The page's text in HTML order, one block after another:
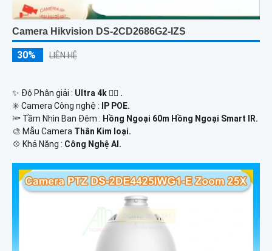
Camera Hikvision DS-2CD2686G2-IZS
30% LIÊN HỆ
✨ Độ Phân giải : Ultra 4k 👍🏾 .
✳️ Camera Công nghệ :
IP POE.
🔦 Tầm Nhìn Ban Đêm : Hồng Ngoại 60m Hồng Ngoại Smart IR.
🎨 Mẫu Camera Thân Kim loại.
️💠 Khả Năng : Công Nghệ AI.